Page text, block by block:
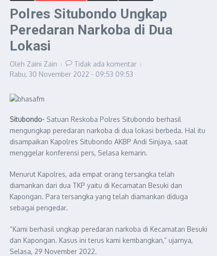
Polres Situbondo Ungkap
Peredaran Narkoba di Dua
Lokasi
Oleh Zaini Zain
Tidak ada komentar
Rabu, 30 November 2022 - 09:53 09:53
Situbondo- Satuan Reskoba Polres Situbondo berhasil
mengungkap peredaran narkoba di dua lokasi berbeda. Hal itu
disampaikan Kapolres Situbondo AKBP Andi Sinjaya, saat
menggelar konferensi pers, Selasa kemarin.
Menurut Kapolres, ada empat orang tersangka telah
diamankan dari dua TKP yaitu di Kecamatan Besuki dan
Kapongan. Para tersangka yang telah diamankan diduga
sebagai pengedar.
“Kami berhasil ungkap peredaran narkoba di Kecamatan Besuki
dan Kapongan. Kasus ini terus kami kembangkan,” ujarnya,
Selasa, 29 November 2022.